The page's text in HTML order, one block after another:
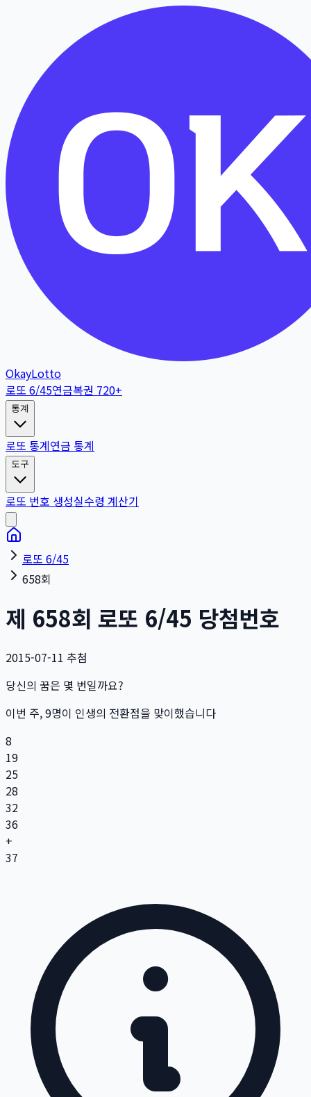
OkayLotto
로또 6/45연금복권 720+
통계
로또 통계연금 통계
도구
로또 번호 생성실수령 계산기
로또 6/45
658회
제 658회 로또 6/45 당첨번호
2015-07-11 추첨
당신의 꿈은 몇 번일까요?
이번 주,9명이 인생의 전환점을 맞이했습니다
8
19
25
28
32
36
+
37